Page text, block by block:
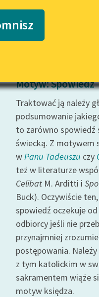
w formacie PDF
Motyw: Spowiedź
Traktować ją należy
podsumowanie
to zarówno spowiedź
świecką. Z motywem
wPanu Tadeuszu czy
też w literaturze
Celibat M. Arditti i
Buck). Oczywiście
spowiedź oczekuje
odbiorcy jeśli nie
przynajmniej
postępowania.
z tym katolickim w
sakramentem wiąże
motyw księdza.